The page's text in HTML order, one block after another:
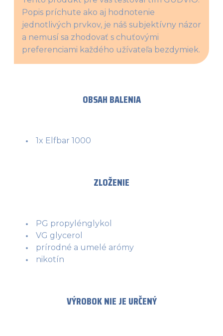
Popis príchute ako aj hodnotenie
jednotlivých prvkov, je náš subjektívny názor
a nemusí sa zhodovať s chuťovými
preferenciami každého užívateľa bezdymiek.
OBSAH BALENIA
1x Elfbar 1000
ZLOŽENIE
PG propylénglykol
VG glycerol
prírodné a umelé arómy
nikotín
VÝROBOK NIE JE URČENÝ